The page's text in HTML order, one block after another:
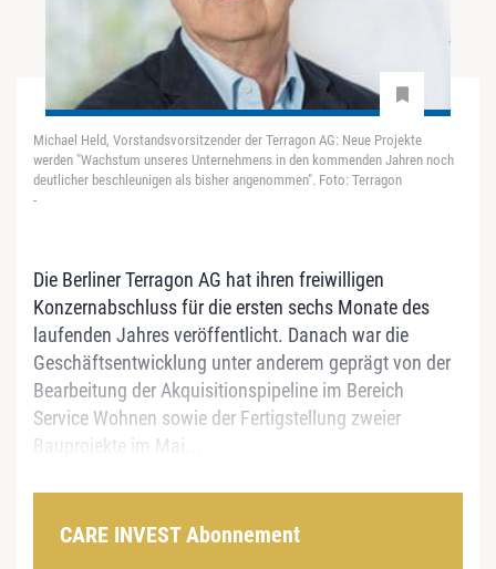
Michael Held, Vorstandsvorsitzender der Terragon AG: Neue Projekte
werden "Wachstum unseres Unternehmens in den kommenden Jahren noch
deutlicher beschleunigen als bisher angenommen". Foto: Terragon
-
Die Berliner Terragon AG hat ihren freiwilligen
Konzernabschluss für die ersten sechs Monate des
laufenden Jahres veröffentlicht. Danach war die
Geschäftsentwicklung unter anderem geprägt von der
Bearbeitung der Akquisitionspipeline im Bereich
Service Wohnen sowie der Fertigstellung zweier
Bauprojekte im Mai...
CARE INVEST Abonnement